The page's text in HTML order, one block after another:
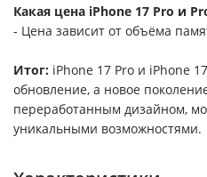
Какая цена iPhone 17 Pro и
- Цена зависит от объёма
Итог: iPhone 17 Pro и iPhone
обновление, а новое
переработанным дизайном,
уникальными возможностями.